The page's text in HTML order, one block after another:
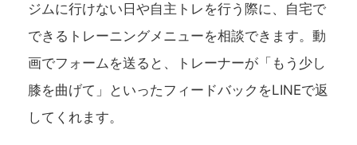
ジムに行けない日や自主トレを行う際に、自宅で
できるトレーニングメニューを相談できます。動
画でフォームを送ると、トレーナーが「もう少し
膝を曲げて」といったフィードバックをLINEで返
してくれます。